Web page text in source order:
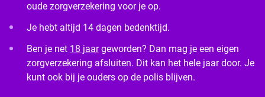
oude zorgverzekering voor je op.
Je hebt altijd 14 dagen bedenktijd.
Ben je net 18 jaargeworden? Dan mag je een eigen
zorgverzekering afsluiten. Dit kan het hele jaar door. Je
kunt ook bij je ouders op de polis blijven.